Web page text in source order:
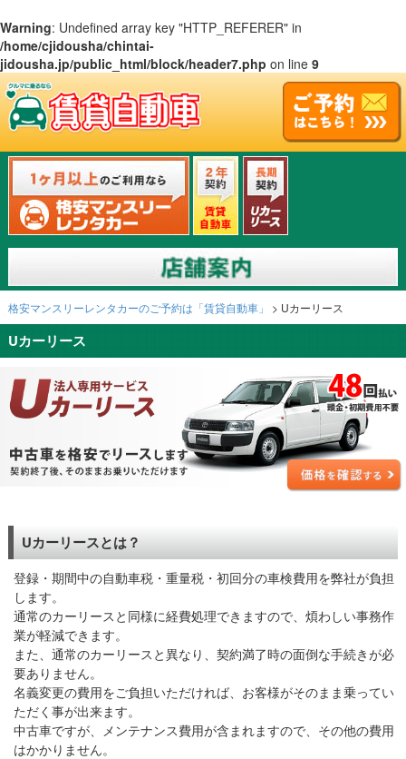
Warning: Undefined array key "HTTP_REFERER" in
/home/cjidousha/chintai-
jidousha.jp/public_html/block/header7.php on line 9
格安マンスリーレンタカーのご予約は「賃貸自動車」 > Uカーリース
Uカーリース
Uカーリースとは？
登録・期間中の自動車税・重量税・初回分の車検費用を弊社が負担
します。
通常のカーリースと同様に経費処理できますので、煩わしい事務作
業が軽減できます。
また、通常のカーリースと異なり、契約満了時の面倒な手続きが必
要ありません。
名義変更の費用をご負担いただければ、お客様がそのまま乗ってい
ただく事が出来ます。
中古車ですが、メンテナンス費用が含まれますので、その他の費用
はかかりません。